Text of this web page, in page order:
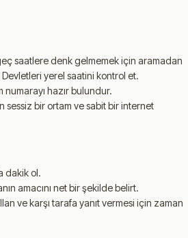
saatlere denk gelmemek için aramadan
yerel saatini kontrol et.
numarayı hazır bulundur.
sessiz bir ortam ve sabit bir internet
dakik ol.
amacını net bir şekilde belirt.
ve karşı tarafa yanıt vermesi için zaman